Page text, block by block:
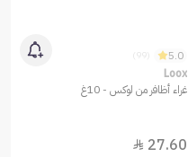
5.0
Loox
غراء أظافر من لوكس - 10غ
27.60
